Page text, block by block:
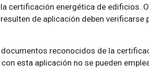
certificación energética de edificios.
de aplicación deben verificarse
reconocidos de la
esta aplicación no se pueden